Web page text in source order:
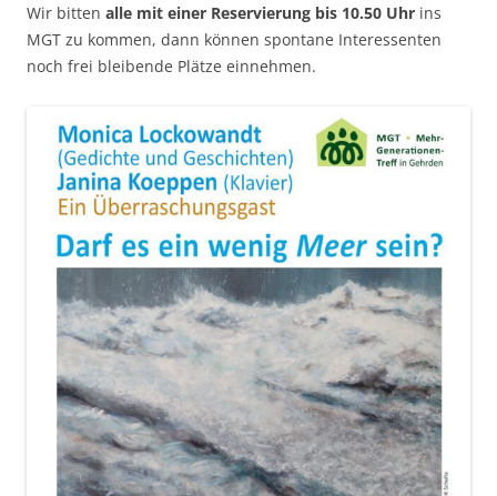
Wir bitten alle mit einer Reservierung bis 10.50 Uhr ins
MGT zu kommen, dann können spontane Interessenten
noch frei bleibende Plätze einnehmen.